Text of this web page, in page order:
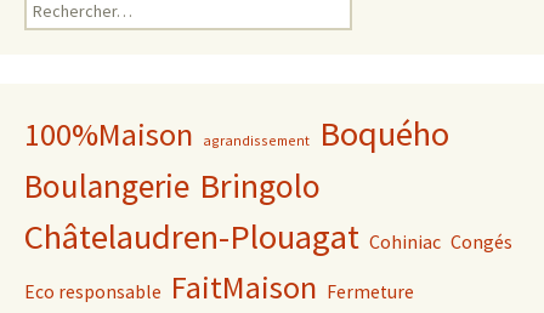
100%Maison agrandissement Boquého
Boulangerie Bringolo
Châtelaudren-Plouagat Cohiniac Congés
Eco responsable FaitMaison Fermeture